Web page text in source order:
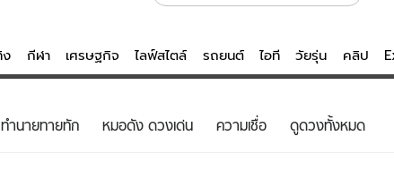
ง กีฬา เศรษฐกิจ ไลฟ์สไตล์ รถยนต์ ไอที วัยรุ่น คลิป
- ตรวจหวย ไลฟ์สไตล์
ทํานายทายทัก หมอดัง ดวงเด่น ความเชื่อ ดูดวงทั้งหมด